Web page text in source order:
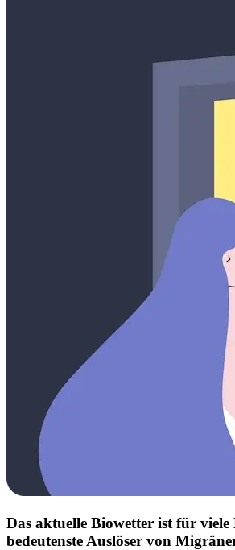
Das aktuelle Biowetter ist für viele
bedeutenste Auslöser von